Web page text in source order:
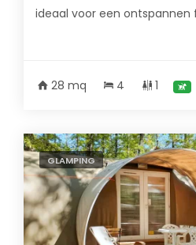
ideaal voor een ontspannen
28 mq 4 1
GLAMPING